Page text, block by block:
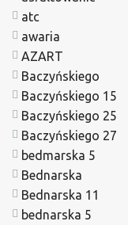
atc
awaria
AZART
Baczyńskiego
Baczyńskiego 15
Baczyńskiego 25
Baczyńskiego 27
bedmarska 5
Bednarska
Bednarska 11
bednarska 5